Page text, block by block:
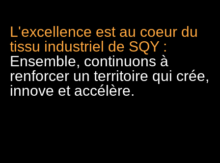
L'excellence est au coeur du
tissu industriel de SQY :
Ensemble, continuons à
renforcer un territoire qui crée,
innove et accélère.